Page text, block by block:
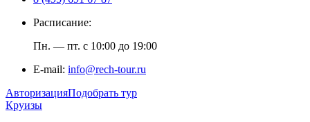
Расписание:
Пн. — пт. с 10:00 до 19:00
E-mail: info@rech-tour.ru
АвторизацияПодобрать тур
Круизы